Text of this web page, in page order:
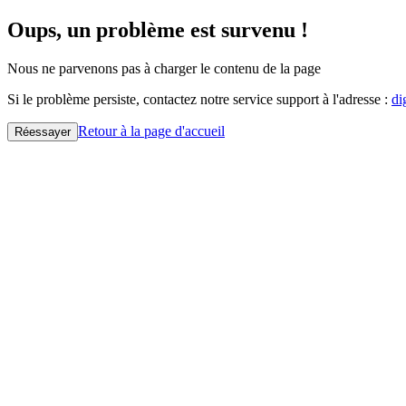
Oups, un problème est survenu !
Nous ne parvenons pas à charger le contenu de la page
Si le problème persiste, contactez notre service support à l'adresse :
Réessayer Retour à la page d'accueil